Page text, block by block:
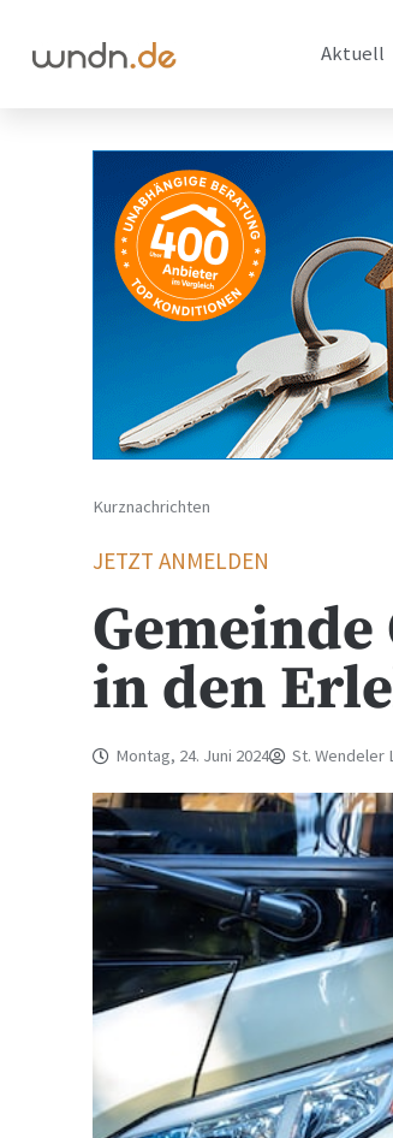
Aktuell
Kurznachrichten
JETZT ANMELDEN
in den
Montag, 24. Juni 2024 St. Wendeler